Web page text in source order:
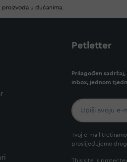
u dućanima.
Petletter
Prilagođen
inbox, jednom
Tvoj e-mail
proslijeđujemo
This site is